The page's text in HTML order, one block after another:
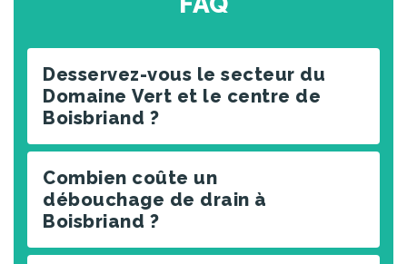
Desservez-vous le secteur du
Domaine Vert et le centre de
Boisbriand ?
Combien coûte un
débouchage de drain à
Boisbriand ?